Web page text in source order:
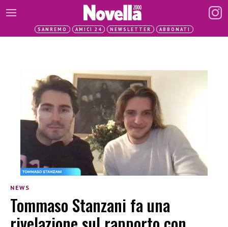
SANREMO AMICI 24 NEWSLETTER ABBONATI
NEWS
Tommaso Stanzani fa una